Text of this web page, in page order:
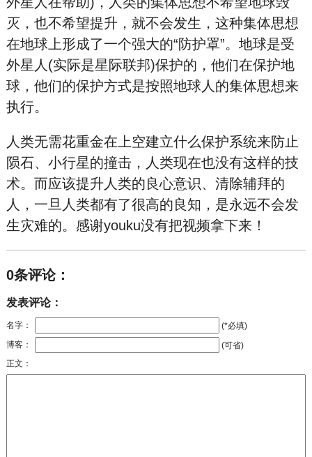
灭，也不希望提升，就不会发生，这种集体思想
在地球上形成了一个强大的“防护罩”。地球是受
外星人(实际是星际联邦)保护的，他们在保护地
球，他们的保护方式是按照地球人的集体思想来
执行。
人类无需花重金在上空建立什么保护系统来防止
陨石、小行星的撞击，人类现在也没有这样的技
术。而应该提升人类的良心意识、清除辅拜的
人，一旦人类都有了很高的良知，是永远不会发
生灾难的。感谢youku没有把视频拿下来！
0条评论：
发表评论：
名字：
(*必填)
博客：
(可省)
正文：